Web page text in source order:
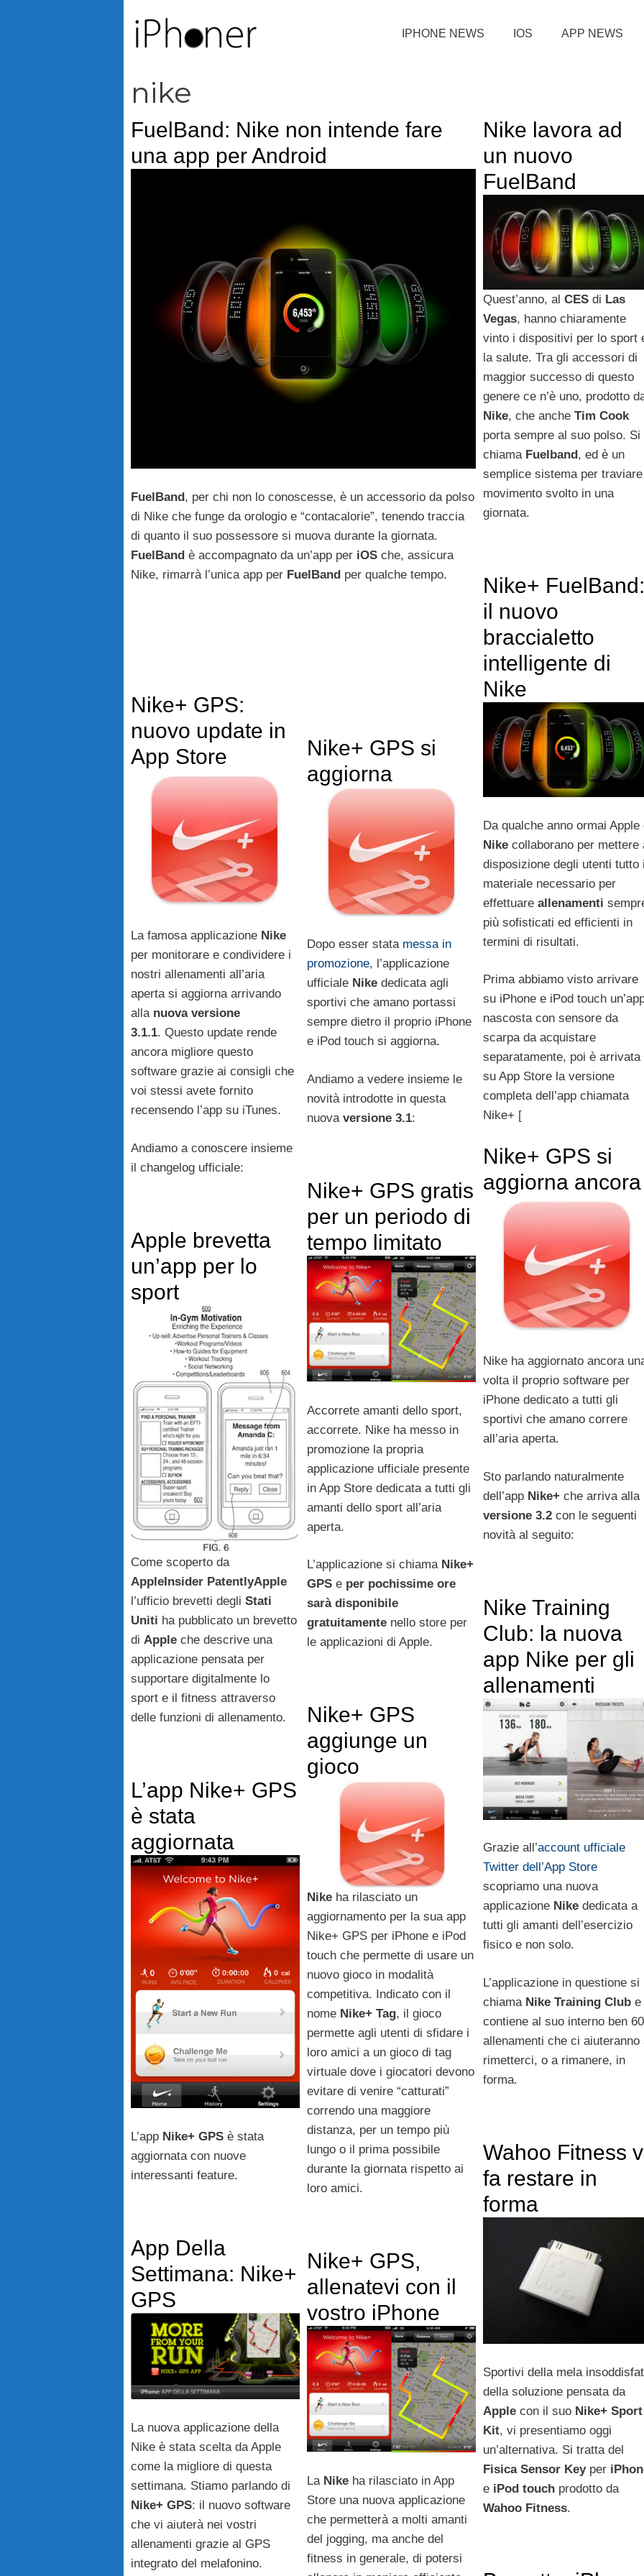
IPHONE NEWS IOS APP NEWS
nike
FuelBand: Nike non intende fare
una app per Android
FuelBand, per chi non lo conoscesse, è un accessorio da polso
di Nike che funge da orologio e “contacalorie”, tenendo traccia
di quanto il suo possessore si muova durante la giornata.
FuelBand è accompagnato da un’app per iOS che, assicura
Nike, rimarrà l’unica app per FuelBand per qualche tempo.
Nike lavora ad
un nuovo
FuelBand
Quest’anno, al CESdi Las
Vegas, hanno chiaramente
vinto i dispositivi per lo sport
la salute. Tra gli accessori di
maggior successo di questo
genere ce n’è uno, prodotto
Nike, che anche Tim Cook
porta sempre al suo polso. Si
chiama Fuelband, ed è un
semplice sistema per
movimento svolto in una
giornata.
Nike+ FuelBand:
il nuovo
braccialetto
intelligente di
Nike
Da qualche anno ormai Apple
Nikecollaborano per mettere
disposizione degli utenti tutto
materiale necessario per
effettuare allenamenti
più sofisticati ed efficienti in
termini di risultati.
Prima abbiamo visto arrivare
su iPhone e iPod touch
nascosta con sensore da
scarpa da acquistare
separatamente, poi è arrivata
su App Store la versione
completa dell’app chiamata
Nike+ [
Nike+ GPS si
aggiorna ancora
Nike ha aggiornato ancora
volta il proprio software per
iPhone dedicato a tutti gli
sportivi che amano correre
all’aria aperta.
Sto parlando naturalmente
dell’app Nike+che arriva alla
versione 3.2con le seguenti
novità al seguito:
Nike+ GPS:
nuovo update in
App Store
La famosa applicazione Nike
per monitorare e condividere i
nostri allenamenti all’aria
aperta si aggiorna arrivando
alla nuova versione
3.1.1. Questo update rende
ancora migliore questo
software grazie ai consigli che
voi stessi avete fornito
recensendo l’app su iTunes.
Andiamo a conoscere insieme
il changelog ufficiale:
Nike+ GPS si
aggiorna
Dopo esser stata messa in
promozione, l’applicazione
ufficiale Nikededicata agli
sportivi che amano portassi
sempre dietro il proprio iPhone
e iPod touch si aggiorna.
Andiamo a vedere insieme le
novità introdotte in questa
nuova versione 3.1:
Nike+ GPS gratis
per un periodo di
tempo limitato
Accorrete amanti dello sport,
accorrete. Nike ha messo in
promozione la propria
applicazione ufficiale presente
in App Store dedicata a tutti gli
amanti dello sport all’aria
aperta.
L’applicazione si chiama Nike+
GPSe per pochissime ore
sarà disponibile
gratuitamente nello store per
le applicazioni di Apple.
Apple brevetta
un’app per lo
sport
Come scoperto da
AppleInsider PatentlyApple
l’ufficio brevetti degli Stati
Uniti ha pubblicato un brevetto
di Apple che descrive una
applicazione pensata per
supportare digitalmente lo
sport e il fitness attraverso
delle funzioni di allenamento.
Nike Training
Club: la nuova
app Nike per gli
allenamenti
Grazie all’account ufficiale
Twitter dell’App Store
scopriamo una nuova
applicazione Nikededicata a
tutti gli amanti dell’esercizio
fisico e non solo.
L’applicazione in questione si
chiama Nike Training Club e
contiene al suo interno ben 60
allenamenti che ci aiuteranno
rimetterci, o a rimanere, in
forma.
Nike+ GPS
aggiunge un
gioco
Nikeha rilasciato un
aggiornamento per la sua app
Nike+ GPS per iPhone e iPod
touch che permette di usare un
nuovo gioco in modalità
competitiva. Indicato con il
nome Nike+ Tag, il gioco
permette agli utenti di sfidare i
loro amici a un gioco di tag
virtuale dove i giocatori devono
evitare di venire “catturati”
correndo una maggiore
distanza, per un tempo più
lungo o il prima possibile
durante la giornata rispetto ai
loro amici.
L’app Nike+ GPS
è stata
aggiornata
L’app Nike+ GPS è stata
aggiornata con nuove
interessanti feature.
Wahoo Fitness
fa restare in
forma
Sportivi della mela
della soluzione pensata da
Applecon il suo Nike+ Sport
Kit, vi presentiamo oggi
un’alternativa. Si tratta del
Fisica Sensor Keyper
e iPod touchprodotto da
Wahoo Fitness.
App Della
Settimana: Nike+
GPS
La nuova applicazione della
Nike è stata scelta da Apple
come la migliore di questa
settimana. Stiamo parlando di
Nike+ GPS: il nuovo software
che vi aiuterà nei vostri
allenamenti grazie al GPS
integrato del melafonino.
Nike+ GPS,
allenatevi con il
vostro iPhone
La Nikeha rilasciato in App
Store una nuova applicazione
che permetterà a molti amanti
del jogging, ma anche del
fitness in generale, di potersi